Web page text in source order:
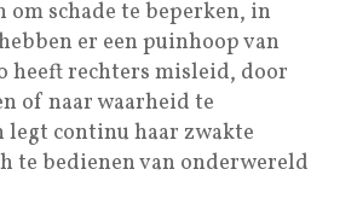
om schade te beperken, in
er een puinhoop van
heeft rechters misleid, door
of naar waarheid te
legt continu haar zwakte
te bedienen van onderwereld